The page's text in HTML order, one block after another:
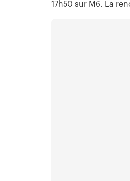
17h50 sur M6. La